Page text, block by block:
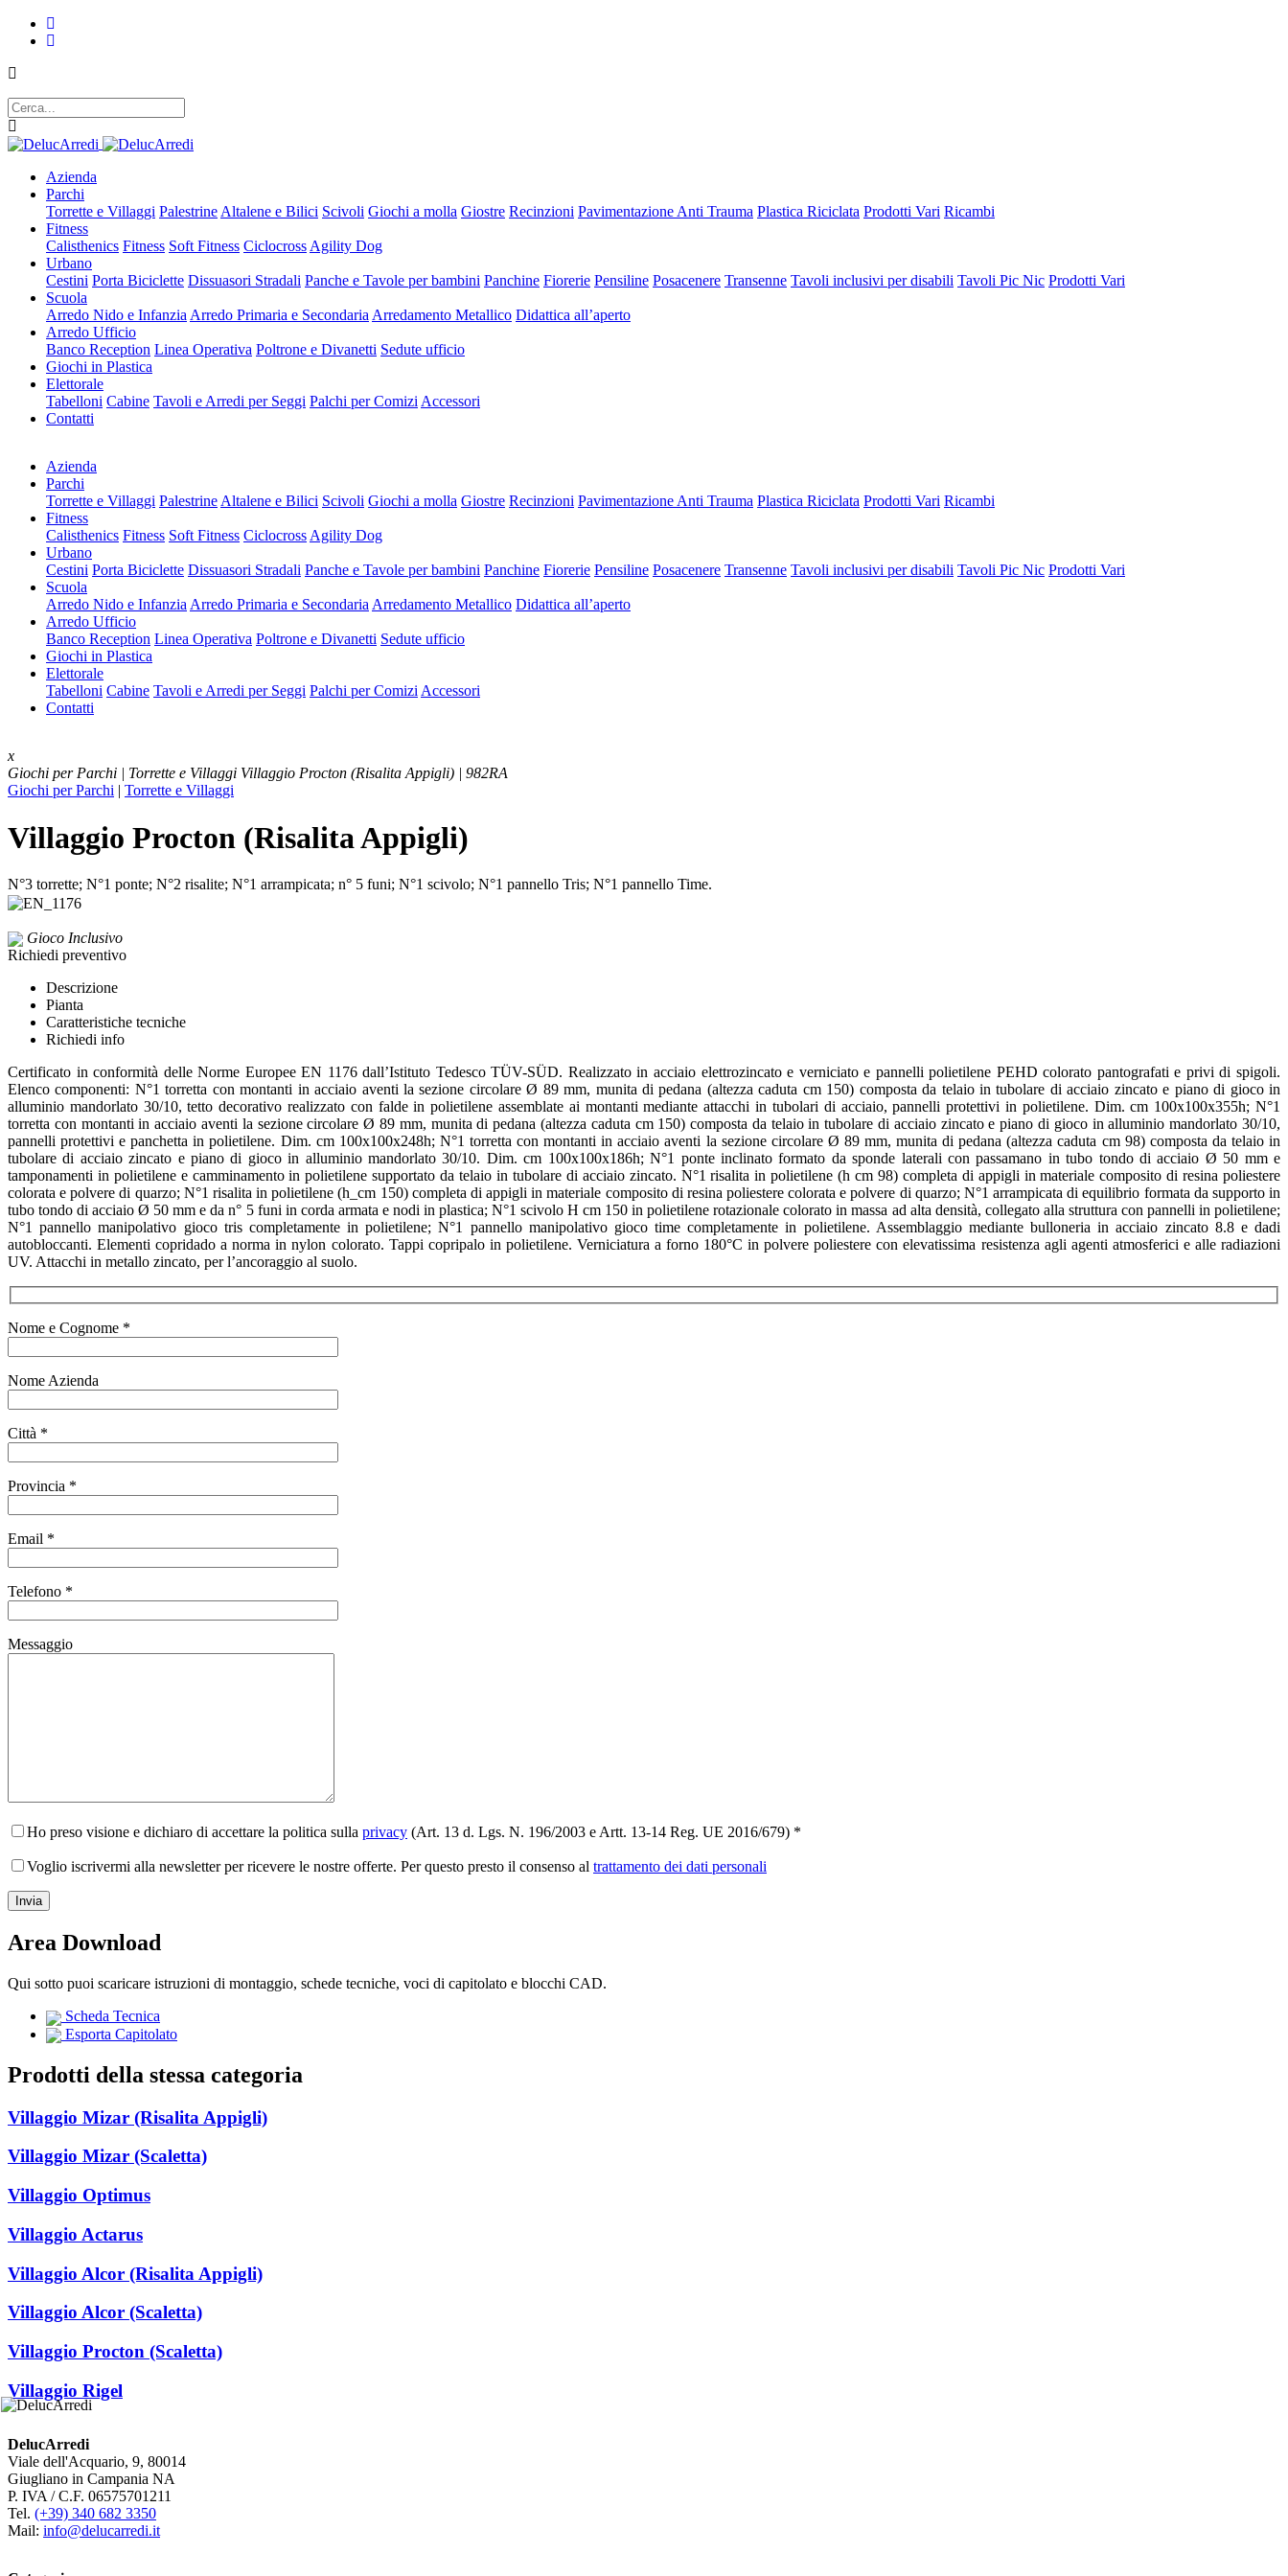
Azienda
Parchi
Torrette e Villaggi Palestrine Altalene e Bilici Scivoli Giochi a molla Giostre Recinzioni Pavimentazione Anti Trauma Plastica Riciclata Prodotti Vari Ricambi
Fitness
Calisthenics Fitness Soft Fitness Ciclocross Agility Dog
Urbano
Cestini Porta Biciclette Dissuasori Stradali Panche e Tavole per bambini Panchine Fiorerie Pensiline Posacenere Transenne Tavoli inclusivi per disabili Tavoli Pic Nic Prodotti Vari
Scuola
Arredo Nido e Infanzia Arredo Primaria e Secondaria Arredamento Metallico Didattica all’aperto
Arredo Ufficio
Banco Reception Linea Operativa Poltrone e Divanetti Sedute ufficio
Giochi in Plastica
Elettorale
Tabelloni Cabine Tavoli e Arredi per Seggi Palchi per Comizi Accessori
Contatti
Azienda
Parchi
Torrette e Villaggi Palestrine Altalene e Bilici Scivoli Giochi a molla Giostre Recinzioni Pavimentazione Anti Trauma Plastica Riciclata Prodotti Vari Ricambi
Fitness
Calisthenics Fitness Soft Fitness Ciclocross Agility Dog
Urbano
Cestini Porta Biciclette Dissuasori Stradali Panche e Tavole per bambini Panchine Fiorerie Pensiline Posacenere Transenne Tavoli inclusivi per disabili Tavoli Pic Nic Prodotti Vari
Scuola
Arredo Nido e Infanzia Arredo Primaria e Secondaria Arredamento Metallico Didattica all’aperto
Arredo Ufficio
Banco Reception Linea Operativa Poltrone e Divanetti Sedute ufficio
Giochi in Plastica
Elettorale
Tabelloni Cabine Tavoli e Arredi per Seggi Palchi per Comizi Accessori
Contatti
x
Giochi per Parchi | Torrette e Villaggi Villaggio Procton (Risalita Appigli) | 982RA
Giochi per Parchi | Torrette e Villaggi
Villaggio Procton (Risalita Appigli)
N°3 torrette; N°1 ponte; N°2 risalite; N°1 arrampicata; n° 5 funi; N°1 scivolo; N°1 pannello Tris; N°1 pannello Time.
Gioco Inclusivo
Richiedi preventivo
Descrizione
Pianta
Caratteristiche tecniche
Richiedi info
Certificato in conformità delle Norme Europee EN 1176 dall’Istituto Tedesco TÜV-SÜD. Realizzato in acciaio elettrozincato e verniciato e pannelli polietilene PEHD colorato pantografati e privi di spigoli.
Elenco componenti: N°1 torretta con montanti in acciaio aventi la sezione circolare Ø 89 mm, munita di pedana (altezza caduta cm 150) composta da telaio in tubolare di acciaio zincato e piano di gioco in
alluminio mandorlato 30/10, tetto decorativo realizzato con falde in polietilene assemblate ai montanti mediante attacchi in tubolari di acciaio, pannelli protettivi in polietilene. Dim. cm 100x100x355h; N°1
torretta con montanti in acciaio aventi la sezione circolare Ø 89 mm, munita di pedana (altezza caduta cm 150) composta da telaio in tubolare di acciaio zincato e piano di gioco in alluminio mandorlato 30/10,
pannelli protettivi e panchetta in polietilene. Dim. cm 100x100x248h; N°1 torretta con montanti in acciaio aventi la sezione circolare Ø 89 mm, munita di pedana (altezza caduta cm 98) composta da telaio in
tubolare di acciaio zincato e piano di gioco in alluminio mandorlato 30/10. Dim. cm 100x100x186h; N°1 ponte inclinato formato da sponde laterali con passamano in tubo tondo di acciaio Ø 50 mm e
tamponamenti in polietilene e camminamento in polietilene supportato da telaio in tubolare di acciaio zincato. N°1 risalita in polietilene (h cm 98) completa di appigli in materiale composito di resina poliestere
colorata e polvere di quarzo; N°1 risalita in polietilene (h_cm 150) completa di appigli in materiale composito di resina poliestere colorata e polvere di quarzo; N°1 arrampicata di equilibrio formata da supporto in
tubo tondo di acciaio Ø 50 mm e da n° 5 funi in corda armata e nodi in plastica; N°1 scivolo H cm 150 in polietilene rotazionale colorato in massa ad alta densità, collegato alla struttura con pannelli in polietilene;
N°1 pannello manipolativo gioco tris completamente in polietilene; N°1 pannello manipolativo gioco time completamente in polietilene. Assemblaggio mediante bulloneria in acciaio zincato 8.8 e dadi
autobloccanti. Elementi copridado a norma in nylon colorato. Tappi copripalo in polietilene. Verniciatura a forno 180°C in polvere poliestere con elevatissima resistenza agli agenti atmosferici e alle radiazioni
UV. Attacchi in metallo zincato, per l’ancoraggio al suolo.
Nome e Cognome *
Nome Azienda
Città *
Provincia *
Email *
Telefono *
Messaggio
Ho preso visione e dichiaro di accettare la politica sulla privacy (Art. 13 d. Lgs. N. 196/2003 e Artt. 13-14 Reg. UE 2016/679) *
Voglio iscrivermi alla newsletter per ricevere le nostre offerte. Per questo presto il consenso al trattamento dei dati personali
Area Download
Qui sotto puoi scaricare istruzioni di montaggio, schede tecniche, voci di capitolato e blocchi CAD.
Scheda Tecnica
Esporta Capitolato
Prodotti della stessa categoria
Villaggio Mizar (Risalita Appigli)
Villaggio Mizar (Scaletta)
Villaggio Optimus
Villaggio Actarus
Villaggio Alcor (Risalita Appigli)
Villaggio Alcor (Scaletta)
Villaggio Procton (Scaletta)
Villaggio Rigel
DelucArredi
Viale dell'Acquario, 9, 80014
Giugliano in Campania NA
P. IVA / C.F. 06575701211
Tel. (+39) 340 682 3350
Mail: info@delucarredi.it